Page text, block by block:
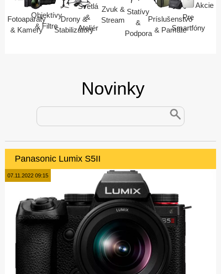
Fotoaparáty
& Kamery
Objektívy
& Filtre
Drony &
Stabilizátory
Svetlá
&
Ateliér
Zvuk &
Stream
Statívy
&
Podpora
Príslušenstvo
& Pamäte
Pre
Smartfóny
Akcie
Novinky
Panasonic Lumix S5II
07.11.2022 09:15